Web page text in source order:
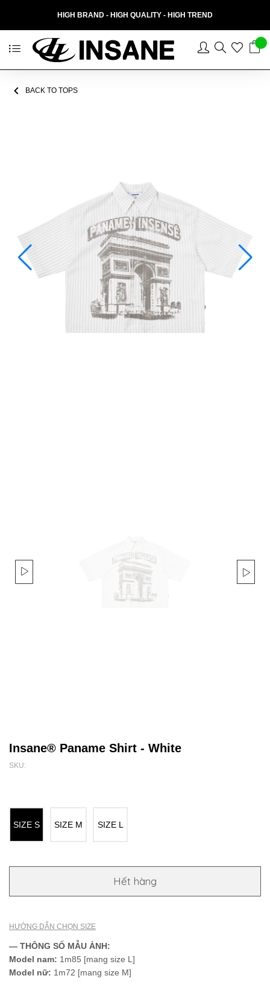
HIGH BRAND - HIGH QUALITY - HIGH TREND
BACK TO TOPS
Insane® Paname Shirt - White
SKU:
SIZE S SIZE M SIZE L
Hết hàng
HƯỚNG DẪN CHỌN SIZE
— THÔNG SỐ MẪU ẢNH:
Model nam: 1m85 [mang size L]
Model nữ: 1m72 [mang size M]